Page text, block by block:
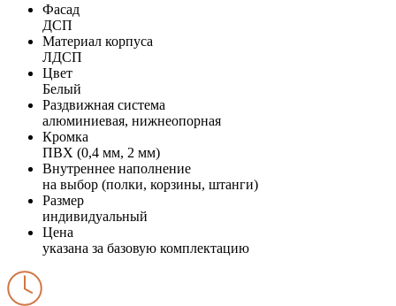
Фасад
ДСП
Материал корпуса
ЛДСП
Цвет
Белый
Раздвижная система
алюминиевая, нижнеопорная
Кромка
ПВХ (0,4 мм, 2 мм)
Внутреннее наполнение
на выбор (полки, корзины, штанги)
Размер
индивидуальный
Цена
указана за базовую комплектацию